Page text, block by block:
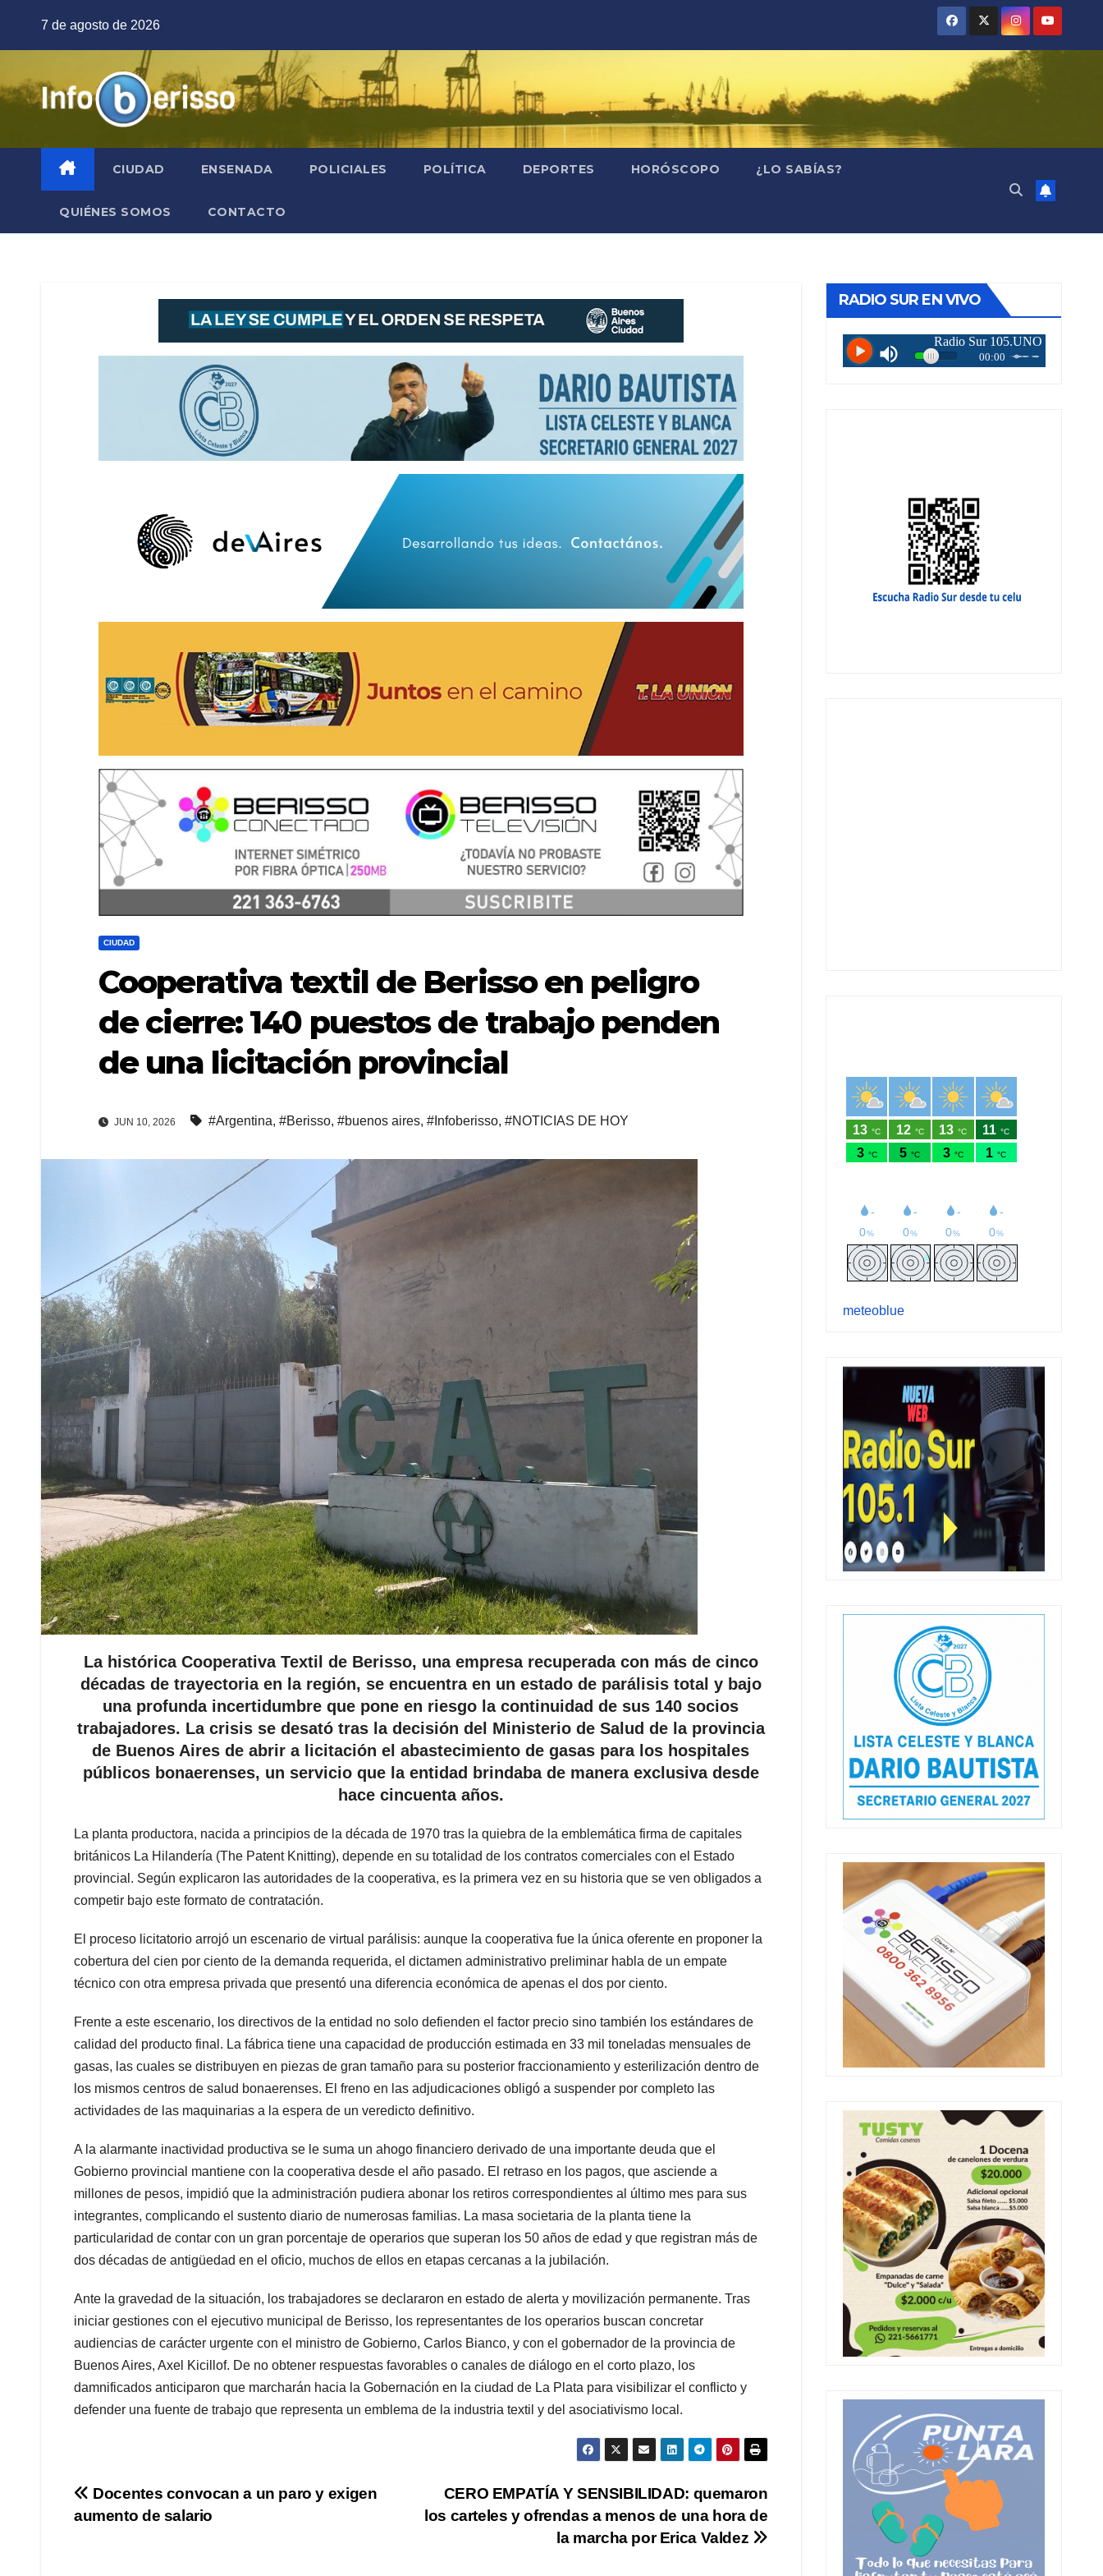
7 de agosto de 2026
CIUDAD ENSENADA POLICIALES POLÍTICA DEPORTES HORÓSCOPO ¿LO SABÍAS?
QUIÉNES SOMOS CONTACTO
CIUDAD
Cooperativa textil de Berisso en peligro
de cierre: 140 puestos de trabajo penden
de una licitación provincial
JUN 10, 2026 #Argentina, #Berisso, #buenos aires, #Infoberisso, #NOTICIAS DE HOY
La histórica Cooperativa Textil de Berisso, una empresa recuperada con más de cinco
décadas de trayectoria en la región, se encuentra en un estado de parálisis total y bajo
una profunda incertidumbre que pone en riesgo la continuidad de sus 140 socios
trabajadores. La crisis se desató tras la decisión del Ministerio de Salud de la provincia
de Buenos Aires de abrir a licitación el abastecimiento de gasas para los hospitales
públicos bonaerenses, un servicio que la entidad brindaba de manera exclusiva desde
hace cincuenta años.
La planta productora, nacida a principios de la década de 1970 tras la quiebra de la emblemática firma de capitales
británicos La Hilandería (The Patent Knitting), depende en su totalidad de los contratos comerciales con el Estado
provincial. Según explicaron las autoridades de la cooperativa, es la primera vez en su historia que se ven obligados a
competir bajo este formato de contratación.
El proceso licitatorio arrojó un escenario de virtual parálisis: aunque la cooperativa fue la única oferente en proponer la
cobertura del cien por ciento de la demanda requerida, el dictamen administrativo preliminar habla de un empate
técnico con otra empresa privada que presentó una diferencia económica de apenas el dos por ciento.
Frente a este escenario, los directivos de la entidad no solo defienden el factor precio sino también los estándares de
calidad del producto final. La fábrica tiene una capacidad de producción estimada en 33 mil toneladas mensuales de
gasas, las cuales se distribuyen en piezas de gran tamaño para su posterior fraccionamiento y esterilización dentro de
los mismos centros de salud bonaerenses. El freno en las adjudicaciones obligó a suspender por completo las
actividades de las maquinarias a la espera de un veredicto definitivo.
A la alarmante inactividad productiva se le suma un ahogo financiero derivado de una importante deuda que el
Gobierno provincial mantiene con la cooperativa desde el año pasado. El retraso en los pagos, que asciende a
millones de pesos, impidió que la administración pudiera abonar los retiros correspondientes al último mes para sus
integrantes, complicando el sustento diario de numerosas familias. La masa societaria de la planta tiene la
particularidad de contar con un gran porcentaje de operarios que superan los 50 años de edad y que registran más de
dos décadas de antigüedad en el oficio, muchos de ellos en etapas cercanas a la jubilación.
Ante la gravedad de la situación, los trabajadores se declararon en estado de alerta y movilización permanente. Tras
iniciar gestiones con el ejecutivo municipal de Berisso, los representantes de los operarios buscan concretar
audiencias de carácter urgente con el ministro de Gobierno, Carlos Bianco, y con el gobernador de la provincia de
Buenos Aires, Axel Kicillof. De no obtener respuestas favorables o canales de diálogo en el corto plazo, los
damnificados anticiparon que marcharán hacia la Gobernación en la ciudad de La Plata para visibilizar el conflicto y
defender una fuente de trabajo que representa un emblema de la industria textil y del asociativismo local.
Navegación
CERO EMPATÍA Y SENSIBILIDAD: quemaron
los carteles y ofrendas a menos de una hora de
la marcha por Erica Valdez
Docentes convocan a un paro y exigen
aumento de salario
RADIO SUR EN VIVO
meteoblue